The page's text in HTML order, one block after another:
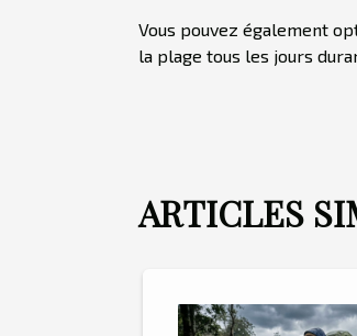
Vous pouvez également
la plage tous les jours
ARTICLES